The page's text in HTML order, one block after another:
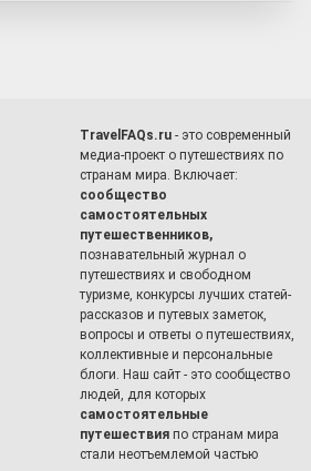
TravelFAQs.ru - это современный
медиа-проект о путешествиях по
странам мира. Включает:
сообщество
самостоятельных
путешественников,
познавательный журнал о
путешествиях и свободном
туризме, конкурсы лучших статей-
рассказов и путевых заметок,
вопросы и ответы о путешествиях,
коллективные и персональные
блоги. Наш сайт - это сообщество
людей, для которых
самостоятельные
путешествия по странам мира
стали неотъемлемой частью